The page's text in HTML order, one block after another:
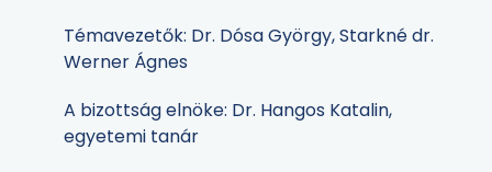
Témavezetők: Dr. Dósa György, Starkné dr.
Werner Ágnes
A bizottság elnöke: Dr. Hangos Katalin,
egyetemi tanár